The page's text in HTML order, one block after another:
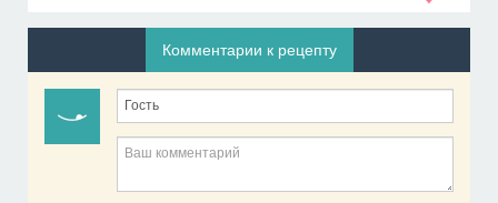
Комментарии к рецепту